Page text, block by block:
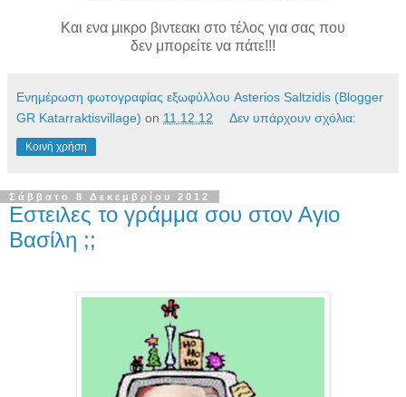
Και ενα μικρο βιντεακι στο τέλος για σας που
δεν μπορείτε να πάτε!!!
Ενημέρωση φωτογραφίας εξωφύλλου Asterios Saltzidis (Blogger
GR Katarraktisvillage) on 11.12.12 Δεν υπάρχουν σχόλια:
Κοινή χρήση
Σάββατο 8 Δεκεμβρίου 2012
Εστειλες το γράμμα σου στον Αγιο
Βασίλη ;;